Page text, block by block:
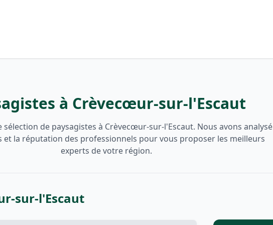
à Crèvecœur-sur-l'Escaut
sélection de paysagistes à Crèvecœur-sur-l'Escaut. Nous avons analysé
et la réputation des professionnels pour vous proposer les meilleurs
experts de votre région.
sur-l'Escaut